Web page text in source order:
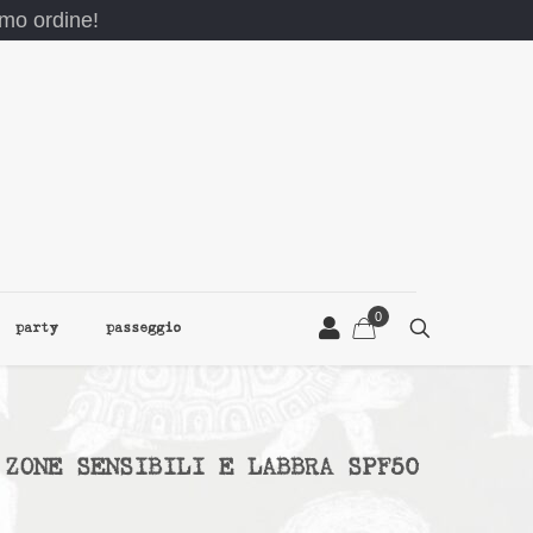
ordine!
party passeggio
0
SENSIBILI E LABBRA SPF50